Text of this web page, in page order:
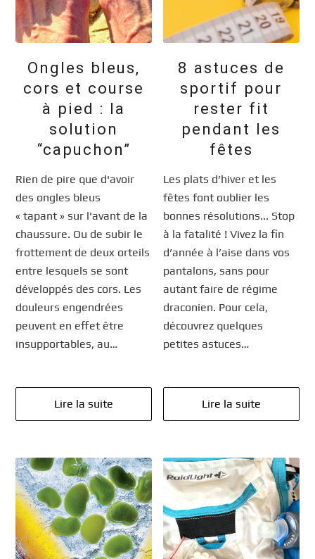
Ongles bleus,
cors et course
à pied : la
solution
“capuchon”
Rien de pire que d'avoir
des ongles bleus
« tapant » sur l'avant de la
chaussure. Ou de subir le
frottement de deux orteils
entre lesquels se sont
développés des cors. Les
douleurs engendrées
peuvent en effet être
insupportables, au…
Lire la suite
8 astuces de
sportif pour
rester fit
pendant les
fêtes
Les plats d’hiver et les
fêtes font oublier les
bonnes résolutions... Stop
à la fatalité ! Vivez la fin
d’année à l’aise dans vos
pantalons, sans pour
autant faire de régime
draconien. Pour cela,
découvrez quelques
petites astuces…
Lire la suite